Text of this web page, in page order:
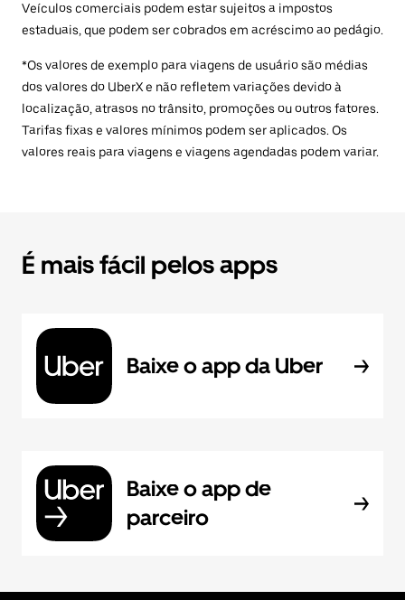
Veículos comerciais podem estar sujeitos a impostos
estaduais, que podem ser cobrados em acréscimo ao pedágio.
*Os valores de exemplo para viagens de usuário são médias
dos valores do UberX e não refletem variações devido à
localização, atrasos no trânsito, promoções ou outros fatores.
Tarifas fixas e valores mínimos podem ser aplicados. Os
valores reais para viagens e viagens agendadas podem variar.
É mais fácil pelos apps
Baixe o app da Uber
Baixe o app de
parceiro